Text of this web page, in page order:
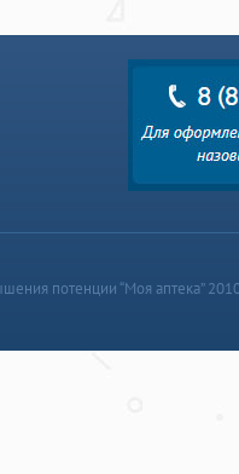
потенции “Моя аптека”